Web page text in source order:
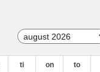
ti on to